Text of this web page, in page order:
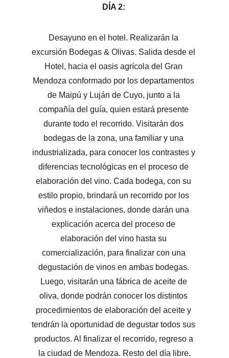
DÍA 2:
Desayuno en el hotel. Realizarán la
excursión Bodegas & Olivas. Salida desde el
Hotel, hacia el oasis agrícola del Gran
Mendoza conformado por los departamentos
de Maipú y Luján de Cuyo, junto a la
compañía del guía, quien estará presente
durante todo el recorrido. Visitarán dos
bodegas de la zona, una familiar y una
industrializada, para conocer los contrastes y
diferencias tecnológicas en el proceso de
elaboración del vino. Cada bodega, con su
estilo propio, brindará un recorrido por los
viñedos e instalaciones, donde darán una
explicación acerca del proceso de
elaboración del vino hasta su
comercialización, para finalizar con una
degustación de vinos en ambas bodegas.
Luego, visitarán una fábrica de aceite de
oliva, donde podrán conocer los distintos
procedimientos de elaboración del aceite y
tendrán la oportunidad de degustar todos sus
productos. Al finalizar el recorrido, regreso a
la ciudad de Mendoza. Resto del día libre.